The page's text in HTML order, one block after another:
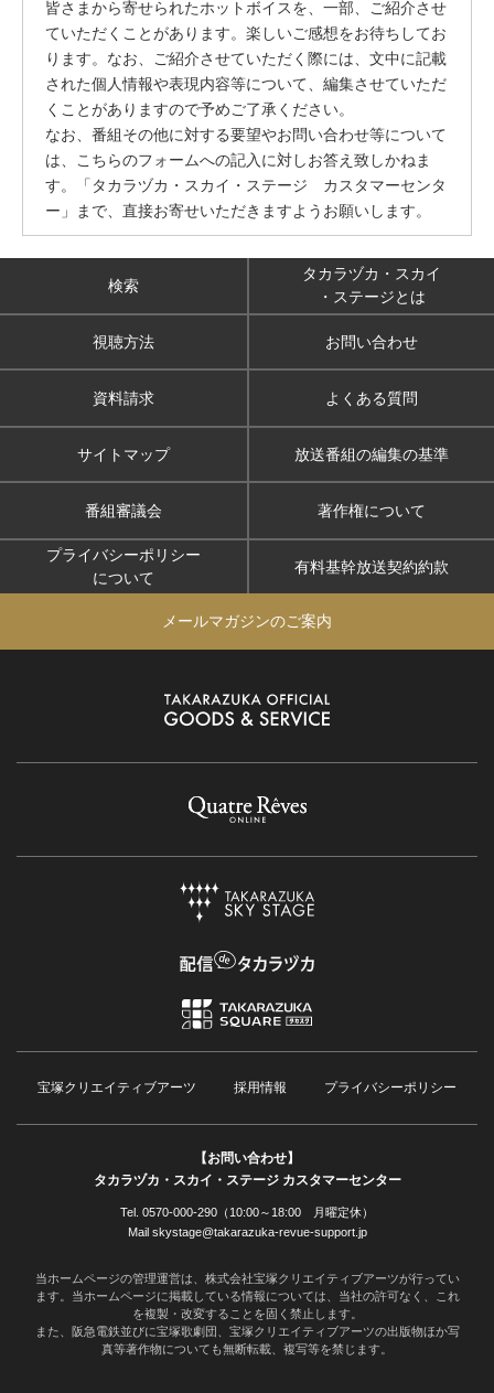
皆さまから寄せられたホットボイスを、一部、ご紹介させ
ていただくことがあります。楽しいご感想をお待ちしてお
ります。なお、ご紹介させていただく際には、文中に記載
された個人情報や表現内容等について、編集させていただ
くことがありますので予めご了承ください。
なお、番組その他に対する要望やお問い合わせ等について
は、こちらのフォームへの記入に対しお答え致しかねま
す。「タカラヅカ・スカイ・ステージ カスタマーセンタ
ー」まで、直接お寄せいただきますようお願いします。
検索
タカラヅカ・スカイ
・ステージとは
視聴方法 お問い合わせ
資料請求 よくある質問
サイトマップ 放送番組の編集の基準
番組審議会 著作権について
プライバシーポリシー
について
有料基幹放送契約約款
メールマガジンのご案内
宝塚クリエイティブアーツ 採用情報 プライバシーポリシー
【お問い合わせ】
タカラヅカ・スカイ・ステージ カスタマーセンター
Tel. 0570-000-290（10:00～18:00 月曜定休）
Mail skystage@takarazuka-revue-support.jp
当ホームページの管理運営は、株式会社宝塚クリエイティブアーツが行ってい
ます。当ホームページに掲載している情報については、当社の許可なく、これ
を複製・改変することを固く禁止します。
また、阪急電鉄並びに宝塚歌劇団、宝塚クリエイティブアーツの出版物ほか写
真等著作物についても無断転載、複写等を禁じます。